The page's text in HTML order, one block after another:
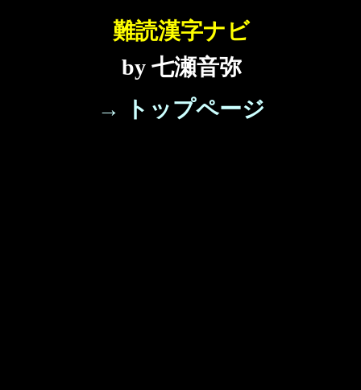
難読漢字ナビ
by 七瀬音弥
→ トップページ